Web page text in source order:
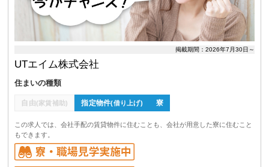
掲載期間：2026年7月30日～
UTエイム株式会社
住まいの種類
自由(家賃補助) 指定物件(借り上げ) 寮
この求人では、会社手配の賃貸物件に住むことも、会社が用意した寮に住むこと
もできます。